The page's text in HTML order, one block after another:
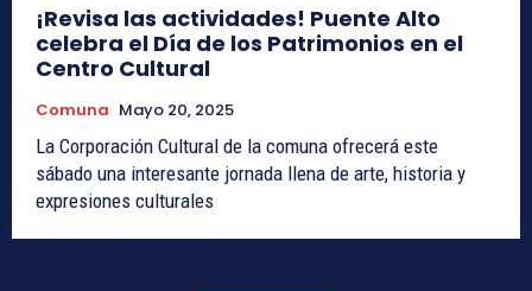
¡Revisa las actividades! Puente Alto
celebra el Día de los Patrimonios en el
Centro Cultural
Comuna Mayo 20, 2025
La Corporación Cultural de la comuna ofrecerá este
sábado una interesante jornada llena de arte, historia y
expresiones culturales